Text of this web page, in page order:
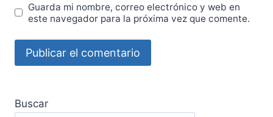
Guarda mi nombre, correo electrónico y web en
este navegador para la próxima vez que comente.
Buscar